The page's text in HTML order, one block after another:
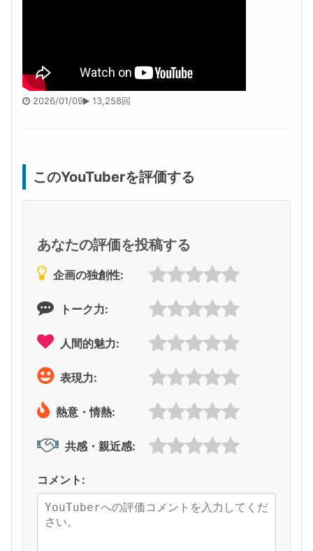
2026/01/09 13,258回
このYouTuberを評価する
あなたの評価を投稿する
企画の独創性:
トーク力:
人間的魅力:
表現力:
熱意・情熱:
共感・親近感:
コメント: